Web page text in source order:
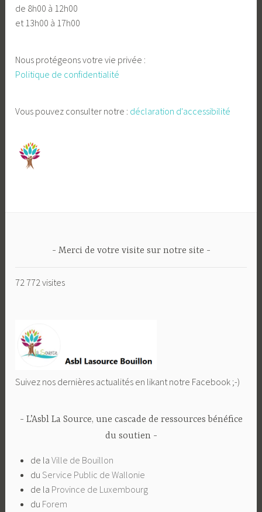
de 8h00 à 12h00
et 13h00 à 17h00
Nous protégeons votre vie privée :
Politique de confidentialité
Vous pouvez consulter notre : déclaration d'accessibilité
Merci de votre visite sur notre site
72 772 visites
Suivez nos dernières actualités en likant notre Facebook ;-)
L’Asbl La Source, une cascade de ressources bénéfice
du soutien
de la Ville de Bouillon
du Service Public de Wallonie
de la Province de Luxembourg
du Forem